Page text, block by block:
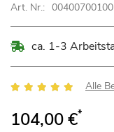
Art. Nr.:
ca. 1-3
Bewertung: Alle
104,00 €*